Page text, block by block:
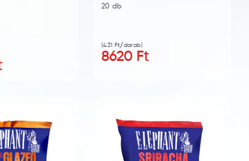
20 db
(431 Ft/darab)
8620Ft